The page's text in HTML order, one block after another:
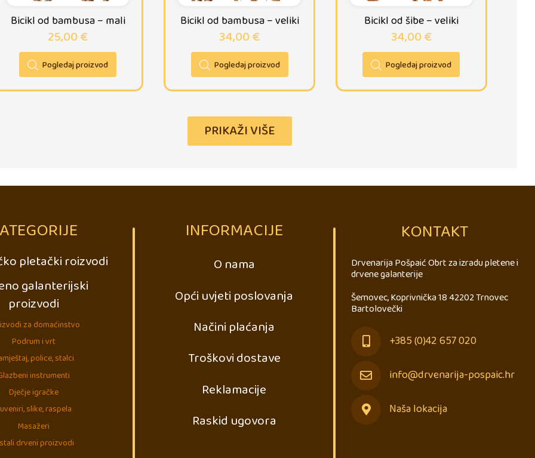
Bicikl od bambusa – mali
25,00€
Pogledaj proizvod
Bicikl od bambusa – veliki
34,00€
Pogledaj proizvod
Bicikl od šibe – veliki
34,00€
Pogledaj proizvod
PRIKAŽI VIŠE
pletački roizvodi
galanterijski
proizvodi
za domaćinstvo
Podrum i vrt
police, stalci
instrumenti
Dječje igračke
slike, raspela
Masažeri
drveni proizvodi
INFORMACIJE
O nama
Opći uvjeti poslovanja
Načini plaćanja
Troškovi dostave
Reklamacije
Raskid ugovora
KONTAKT
Drvenarija Pošpaić Obrt za izradu pletene i
drvene galanterije
Šemovec, Koprivnička 18 42202 Trnovec
Bartolovečki
+385 (0)42 657 020
info@drvenarija-pospaic.hr
Naša lokacija